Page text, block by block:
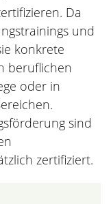
Da
und
konkrete
beruflichen
oder in
sind
zertifiziert.